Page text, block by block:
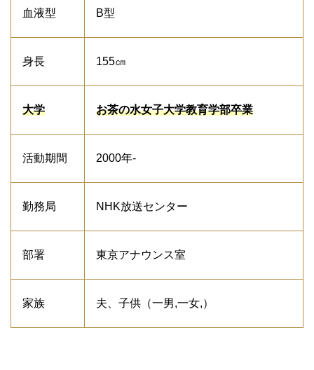
血液型 B型
身長 155㎝
大学 お茶の水女子大学教育学部卒業
活動期間 2000年-
勤務局 NHK放送センター
部署 東京アナウンス室
家族 夫、子供（一男,一女,）